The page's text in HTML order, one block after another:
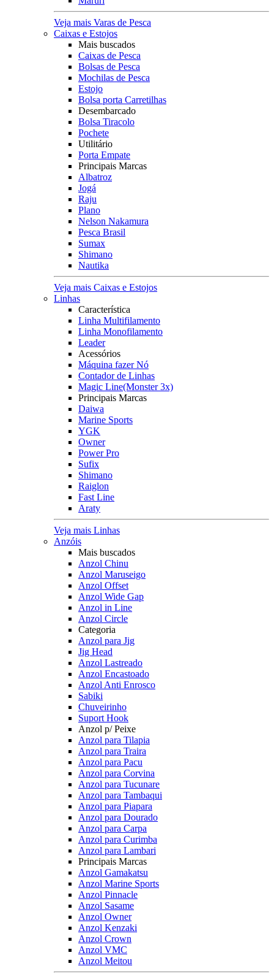
Veja mais Varas de Pesca
Caixas e Estojos
Mais buscados
Caixas de Pesca
Bolsas de Pesca
Mochilas de Pesca
Estojo
Bolsa porta Carretilhas
Desembarcado
Bolsa Tiracolo
Pochete
Utilitário
Porta Empate
Principais Marcas
Albatroz
Jogá
Raju
Plano
Nelson Nakamura
Pesca Brasil
Sumax
Shimano
Nautika
Veja mais Caixas e Estojos
Linhas
Característica
Linha Multifilamento
Linha Monofilamento
Leader
Acessórios
Máquina fazer Nó
Contador de Linhas
Magic Line(Monster 3x)
Principais Marcas
Daiwa
Marine Sports
YGK
Owner
Power Pro
Sufix
Shimano
Raiglon
Fast Line
Araty
Veja mais Linhas
Anzóis
Mais buscados
Anzol Chinu
Anzol Maruseigo
Anzol Offset
Anzol Wide Gap
Anzol in Line
Anzol Circle
Categoria
Anzol para Jig
Jig Head
Anzol Lastreado
Anzol Encastoado
Anzol Anti Enrosco
Sabiki
Chuveirinho
Suport Hook
Anzol p/ Peixe
Anzol para Tilapia
Anzol para Traira
Anzol para Pacu
Anzol para Corvina
Anzol para Tucunare
Anzol para Tambaqui
Anzol para Piapara
Anzol para Dourado
Anzol para Carpa
Anzol para Curimba
Anzol para Lambari
Principais Marcas
Anzol Gamakatsu
Anzol Marine Sports
Anzol Pinnacle
Anzol Sasame
Anzol Owner
Anzol Kenzaki
Anzol Crown
Anzol VMC
Anzol Meitou